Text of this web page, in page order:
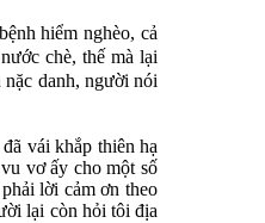
hiểm nghèo, cả
chè, thế mà lại
danh, người nói
vái khắp thiên hạ
vơ ấy cho một số
lời cảm ơn theo
lại còn hỏi tôi địa